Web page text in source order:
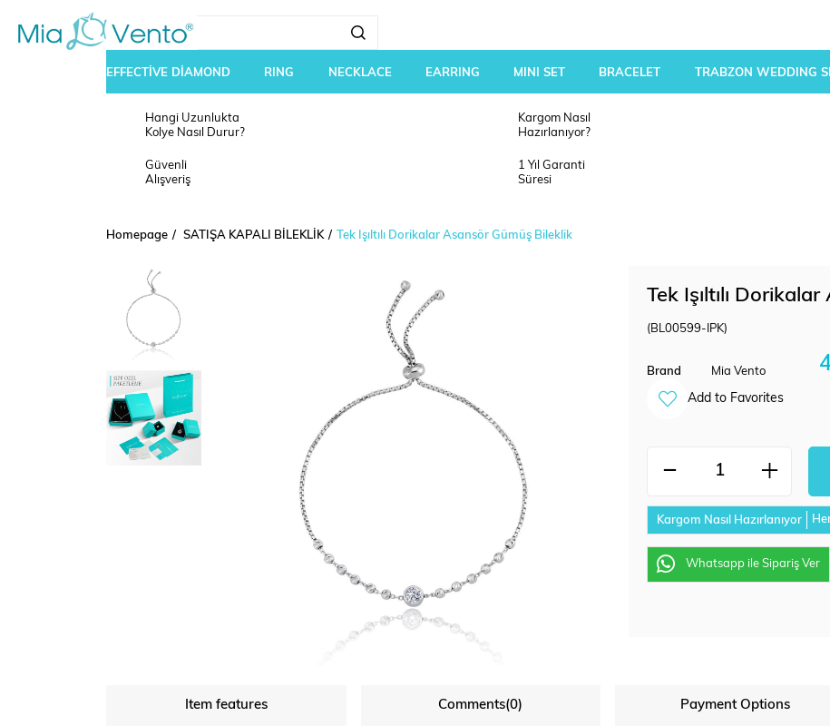
EFFECTİVE DİAMOND RING NECKLACE EARRING MINI SET BRACELET TRABZON WEDDING
Hangi Uzunlukta
Kolye Nasıl Durur?
Kargom Nasıl
Hazırlanıyor?
Güvenli
Alışveriş
1 Yıl Garanti
Süresi
Homepage SATIŞA KAPALI BİLEKLİK Tek Işıltılı Dorikalar Asansör Gümüş Bileklik
Tek Işıltılı
(BL00599-IPK)
Brand Mia Vento
Add to Favorites
Kargom Nasıl Hazırlanıyor
Whatsapp ile Sipariş Ver
Item features Comments(0) Payment Options